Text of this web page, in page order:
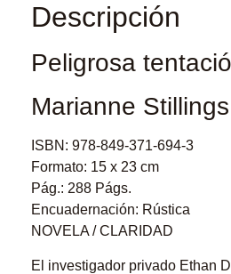
Descripción
Peligrosa
Marianne Stillings
ISBN: 978-849-371-694-3
Formato: 15 x 23 cm
Pág.: 288 Págs.
Encuadernación: Rústica
NOVELA / CLARIDAD
El investigador privado Ethan